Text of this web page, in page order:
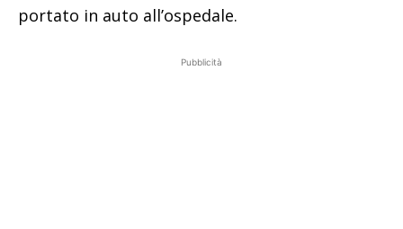
portato in auto all’ospedale.
Pubblicità